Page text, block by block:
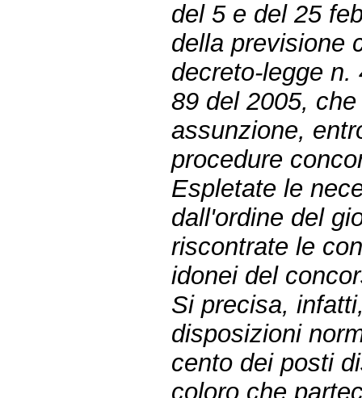
del 5 e del 25
della previsione
decreto-legge
89 del 2005,
assunzione,
procedure
Espletate le
dall'ordine del
riscontrate le
idonei del
Si precisa,
disposizioni
cento dei posti
coloro che